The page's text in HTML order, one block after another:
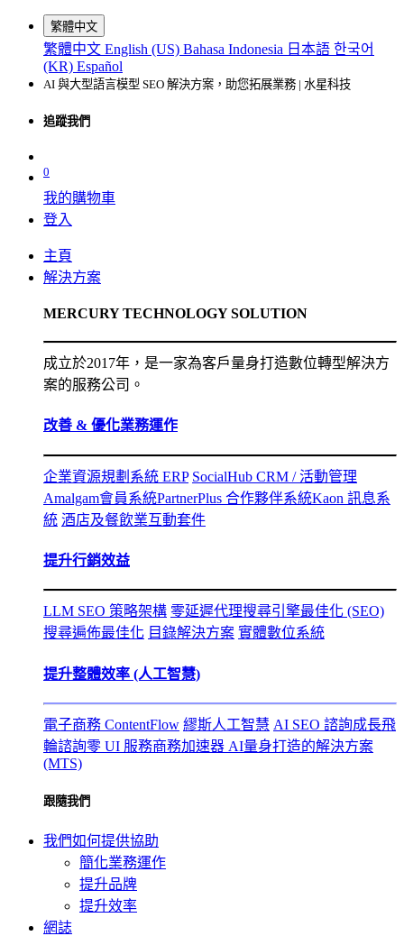
繁體中文
繁體中文 English (US) Bahasa Indonesia 日本語 한국어
(KR) Español
AI 與大型語言模型 SEO 解決方案，助您拓展業務 | 水星科技
追蹤我們
0
我的購物車
登入
主頁
解決方案
MERCURY TECHNOLOGY SOLUTION
成立於2017年，是一家為客戶量身打造數位轉型解決方
案的服務公司。
改善 & 優化業務運作
企業資源規劃系統 ERP SocialHub CRM / 活動管理
Amalgam會員系統PartnerPlus 合作夥伴系統Kaon 訊息系
統 酒店及餐飲業互動套件
提升行銷效益
LLM SEO 策略架構 零延遲代理搜尋引擎最佳化 (SEO)
搜尋遍佈最佳化 目錄解決方案 實體數位系統
提升整體效率 (人工智慧)
電子商務 ContentFlow 繆斯人工智慧 AI SEO 諮詢成長飛
輪諮詢零 UI 服務商務加速器 AI量身打造的解決方案
(MTS)
跟隨我們
我們如何提供協助
簡化業務運作
提升品牌
提升效率
網誌